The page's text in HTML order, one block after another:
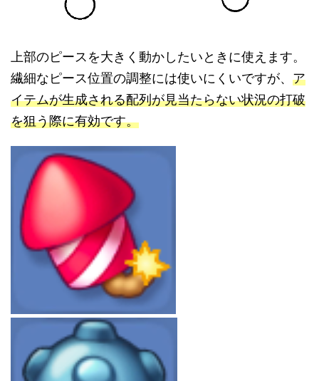
上部のピースを大きく動かしたいときに使えます。
繊細なピース位置の調整には使いにくいですが、 ア
イテムが生成される配列が見当たらない状況の打破
を狙う際に有効です。